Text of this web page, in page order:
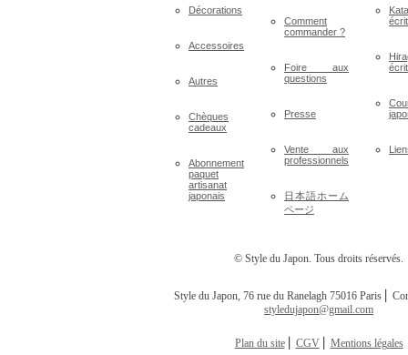
Décorations
Accessoires
Autres
Chèques
cadeaux
Abonnement
paquet
artisanat
japonais
Comment
commander ?
Foire aux
questions
Presse
Vente aux
professionnels
日本語ホーム
ページ
© Style du Japon. Tous droits réservés.
Style du Japon, 76 rue du Ranelagh 75016 Paris ⎢
styledujapon@gmail.com
Plan du site⎢ CGV⎢ Mentions légales